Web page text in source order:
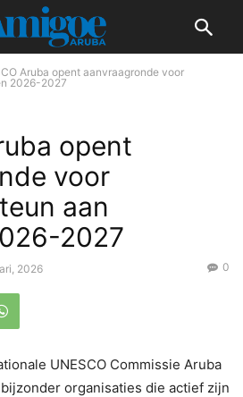
Aruba opent aanvraagronde voor
2026-2027
opent
voor
aan
2027
2026 0
UNESCO Commissie Aruba
bijzonder organisaties die actief zijn